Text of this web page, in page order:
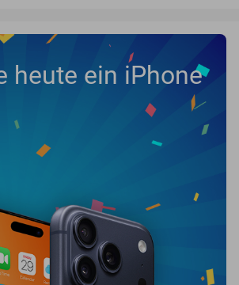
heute ein iPhone